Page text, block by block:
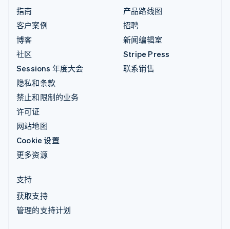
指南
客户案例
博客
社区
Sessions 年度大会
隐私和条款
禁止和限制的业务
许可证
网站地图
Cookie 设置
更多资源
产品路线图
招聘
新闻编辑室
Stripe Press
联系销售
支持
获取支持
管理的支持计划